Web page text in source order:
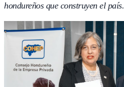
hondureños que construyen el país.